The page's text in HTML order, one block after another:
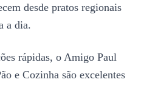
desde pratos regionais
a dia.
rápidas, o Amigo Paul
e Cozinha são excelentes